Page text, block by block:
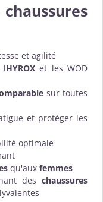
et agilité
lHYROX et les WOD
sur toutes
et protéger les
optimale
qu'aux femmes
des chaussures